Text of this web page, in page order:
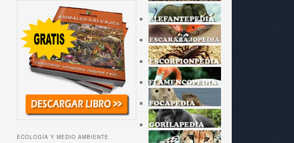
ECOLOGÍA Y MEDIO AMBIENTE